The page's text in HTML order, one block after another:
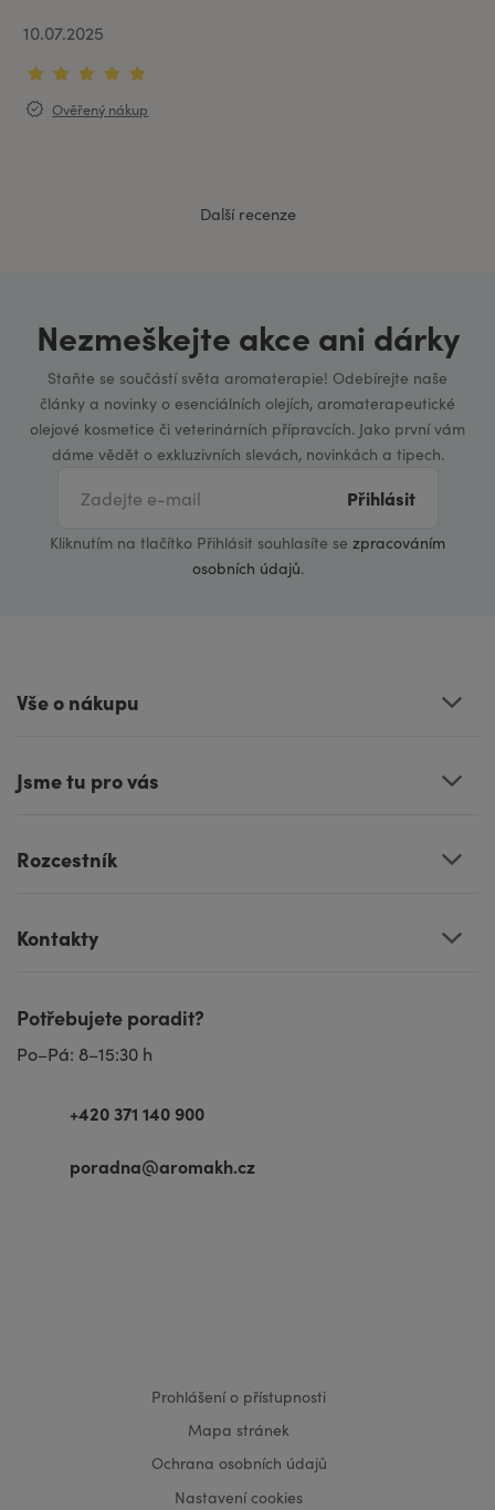
10.07.2025
Ověřený nákup
Další recenze
Nezmeškejte akce ani dárky
Staňte se součástí světa aromaterapie! Odebírejte naše
články a novinky o esenciálních olejích, aromaterapeutické
olejové kosmetice či veterinárních přípravcích. Jako první vám
dáme vědět o exkluzivních slevách, novinkách a tipech.
Přihlásit
Kliknutím na tlačítko Přihlásit souhlasíte se zpracováním
osobních údajů.
Vše o nákupu
Jsme tu pro vás
Rozcestník
Kontakty
Potřebujete poradit?
Po–Pá: 8–15:30 h
+420 371 140 900
poradna@aromakh.cz
Prohlášení o přístupnosti
Mapa stránek
Ochrana osobních údajů
Nastavení cookies